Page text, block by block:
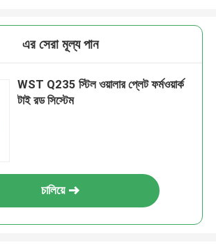
এর সেরা মূল্য পান
WST Q235 স্টিল ওয়ালার প্লেট ফর্মওয়ার্ক
টাই রড সিস্টেম
চালিয়ে